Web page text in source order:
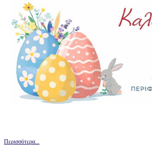
Περισσότερα...